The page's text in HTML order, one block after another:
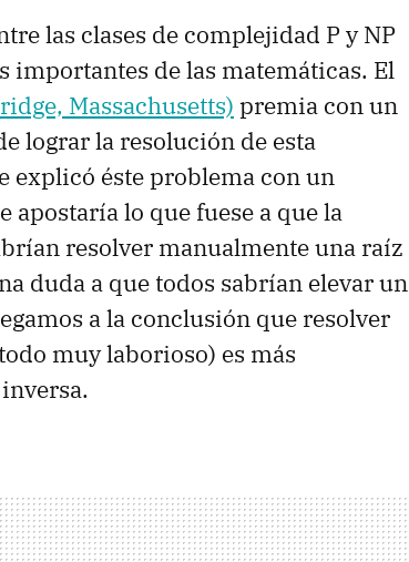
las clases de complejidad P y NP
importantes de las matemáticas. El
Massachusetts) premia con un
lograr la resolución de esta
explicó éste problema con un
apostaría lo que fuese a que la
resolver manualmente una raíz
duda a que todos sabrían elevar un
a la conclusión que resolver
muy laborioso) es más